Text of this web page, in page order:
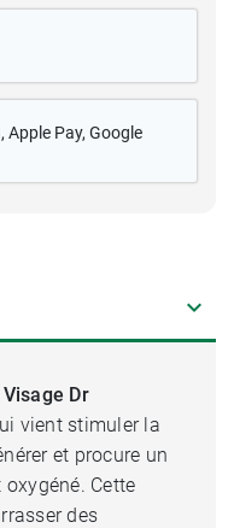
, Apple Pay, Google
Dr
vient stimuler la
et procure un
Cette
des